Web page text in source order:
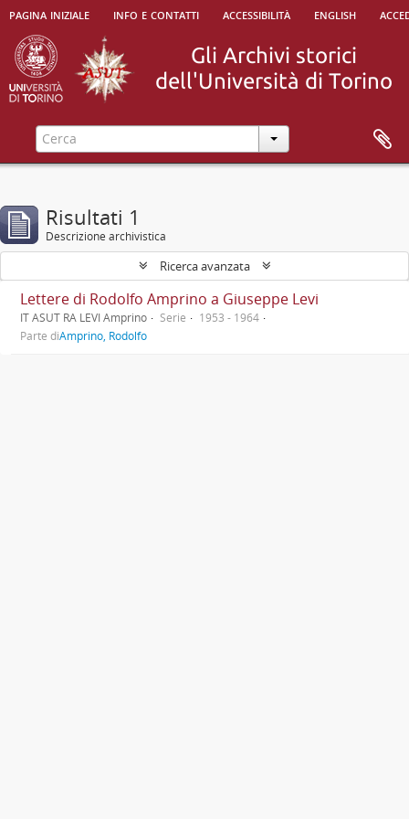
pagina iniziale info e contatti accessibilità english
Risultati 1
Descrizione archivistica
Ricerca avanzata
Lettere di Rodolfo Amprino a Giuseppe Levi
IT ASUT RA LEVI Amprino Serie
1953 - 1964
Parte diAmprino, Rodolfo